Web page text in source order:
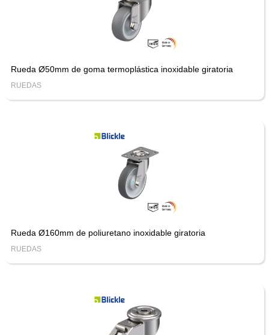
Rueda Ø50mm de goma termoplástica inoxidable giratoria
RUEDAS
Rueda Ø160mm de poliuretano inoxidable giratoria
RUEDAS